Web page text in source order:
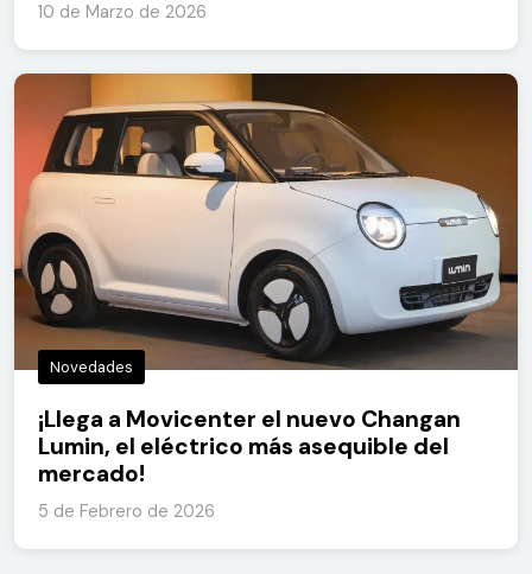
10 de Marzo de 2026
Novedades
¡Llega a Movicenter el nuevo Changan
Lumin, el eléctrico más asequible del
mercado!
5 de Febrero de 2026